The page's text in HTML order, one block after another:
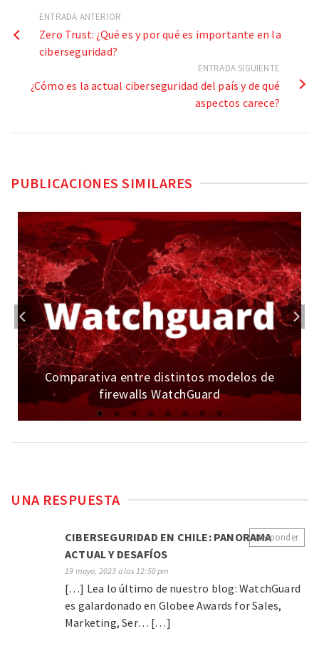
ENTRADA ANTERIOR
Zero Trust: ¿Qué es y por qué es importante en la
ciberseguridad?
ENTRADA SIGUIENTE
¿Cómo es la actual ciberseguridad del país y de qué
aspectos carece?
PUBLICACIONES SIMILARES
Comparativa entre distintos modelos de
firewalls WatchGuard
UNA RESPUESTA
CIBERSEGURIDAD EN CHILE: PANORAMA
ACTUAL Y DESAFÍOS
19 mayo, 2023 a las 12:50 pm
[…] Lea lo último de nuestro blog: WatchGuard
es galardonado en Globee Awards for Sales,
Marketing, Ser… […]
Responder